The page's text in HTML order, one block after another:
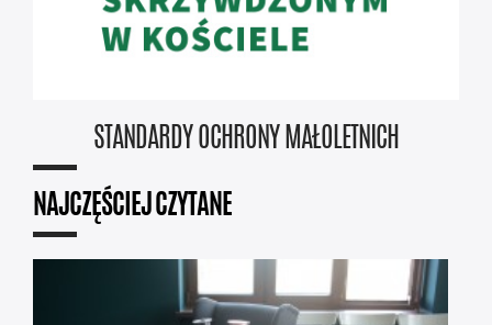
STANDARDY OCHRONY MAŁOLETNICH
NAJCZĘŚCIEJ CZYTANE